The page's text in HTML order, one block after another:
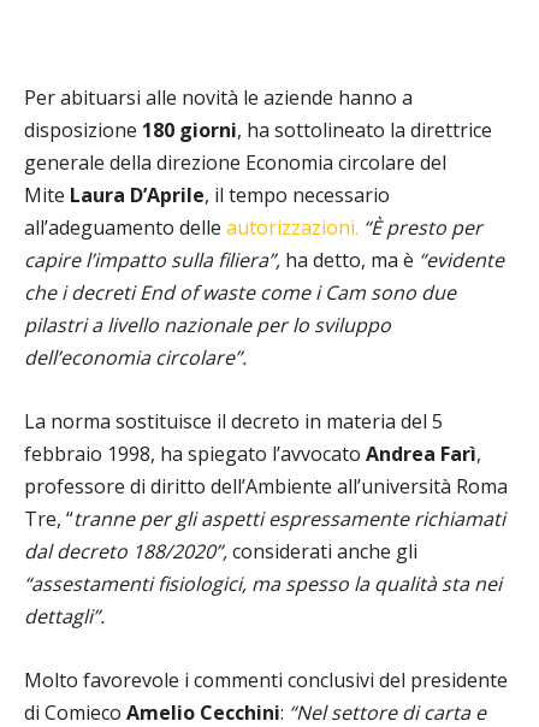
Per abituarsi alle novità le aziende hanno a
disposizione 180 giorni, ha sottolineato la direttrice
generale della direzione Economia circolare del
Mite Laura D’Aprile, il tempo necessario
all’adeguamento delle autorizzazioni. “È presto per
capire l’impatto sulla filiera”, ha detto, ma è “evidente
che i decreti End of waste come i Cam sono due
pilastri a livello nazionale per lo sviluppo
dell’economia circolare”.
La norma sostituisce il decreto in materia del 5
febbraio 1998, ha spiegato l’avvocato Andrea Farì,
professore di diritto dell’Ambiente all’università Roma
Tre, “tranne per gli aspetti espressamente richiamati
dal decreto 188/2020”,considerati anche gli
“assestamenti fisiologici, ma spesso la qualità sta nei
dettagli”.
Molto favorevole i commenti conclusivi del presidente
di Comieco Amelio Cecchini: “Nel settore di carta e